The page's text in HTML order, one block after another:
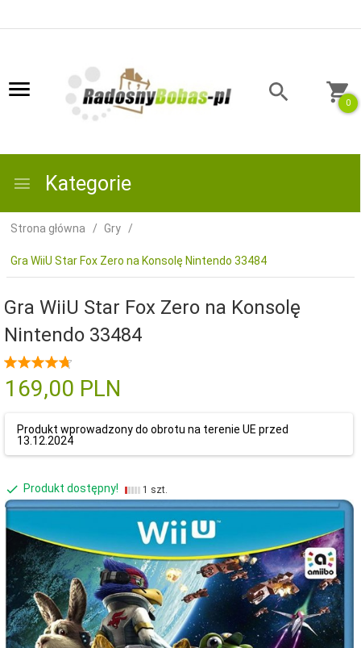
0
Kategorie
Strona główna Gry
Gra WiiU Star Fox Zero na Konsolę Nintendo 33484
Gra WiiU Star Fox Zero na Konsolę
Nintendo 33484
169,00 PLN
Produkt wprowadzony do obrotu na terenie UE przed
13.12.2024
Produkt dostępny! 1 szt.